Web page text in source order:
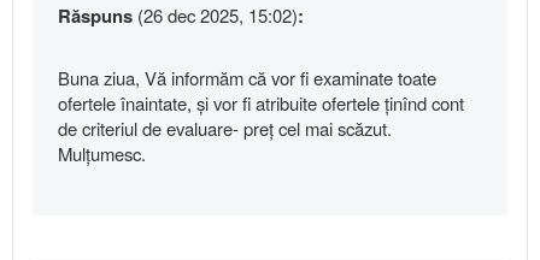
Răspuns (26 dec 2025, 15:02):
Buna ziua, Vă informăm că vor fi examinate toate
ofertele înaintate, și vor fi atribuite ofertele ținînd cont
de criteriul de evaluare- preț cel mai scăzut.
Mulțumesc.